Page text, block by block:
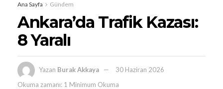
Ana Sayfa Gündem
Ankara’da Trafik Kazası:
8 Yaralı
Yazan Burak Akkaya
30 Haziran 2026
Okuma zamanı: 1 Minimum Okuma